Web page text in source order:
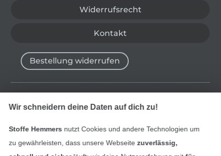
Widerrufsrecht
Kontakt
Bestellung widerrufen
Finde mehr Inspiration
Wir schneidern deine Daten auf dich zu!
Stoffe Hemmers nutzt Cookies und andere Technologien um
zu gewährleisten, dass unsere Webseite zuverlässig,